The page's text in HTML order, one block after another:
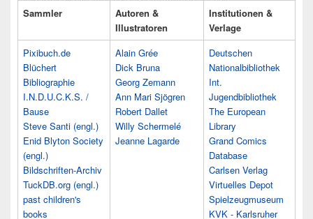
Sammler
Autoren &
Illustratoren
Institutionen &
Verlage
Pixibuch.de
Blüchert
Bibliographie
I.N.D.U.C.K.S. /
Bause
Steve Santi (engl.)
Enid Blyton Society
(engl.)
Bildschriften-Archiv
TuckDB.org (engl.)
past children's
books
Alain Grée
Dick Bruna
Georg Zemann
Ann Mari Sjögren
Robert Dallet
Willy Schermelé
Jeanne Lagarde
Deutschen
Nationalbibliothek
Int.
Jugendbibliothek
The European
Library
Grand Comics
Database
Carlsen Verlag
Virtuelles Depot
Spielzeugmuseum
KVK - Karlsruher